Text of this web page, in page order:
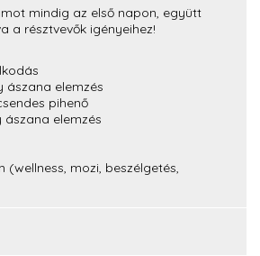
mindig az első napon, együtt
a résztvevők igényeihez!
ászana elemzés
pihenő
ászana elemzés
(wellness, mozi, beszélgetés,